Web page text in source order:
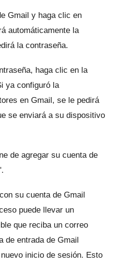
Gmail y haga clic en
automáticamente la
la contraseña.
haga clic en la
ya configuró la
en Gmail, se le pedirá
se enviará a su dispositivo
de agregar su cuenta de
su cuenta de Gmail
puede llevar un
que reciba un correo
de entrada de Gmail
inicio de sesión. Esto